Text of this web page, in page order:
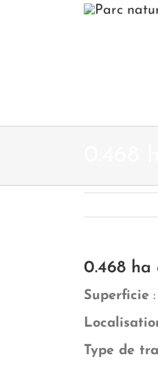
0.468 ha
Superficie :
Type de